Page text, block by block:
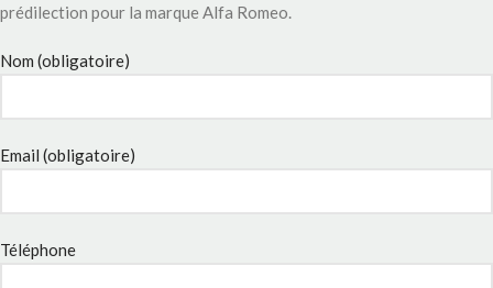
prédilection pour la marque Alfa Romeo.
Nom (obligatoire)
Email (obligatoire)
Téléphone